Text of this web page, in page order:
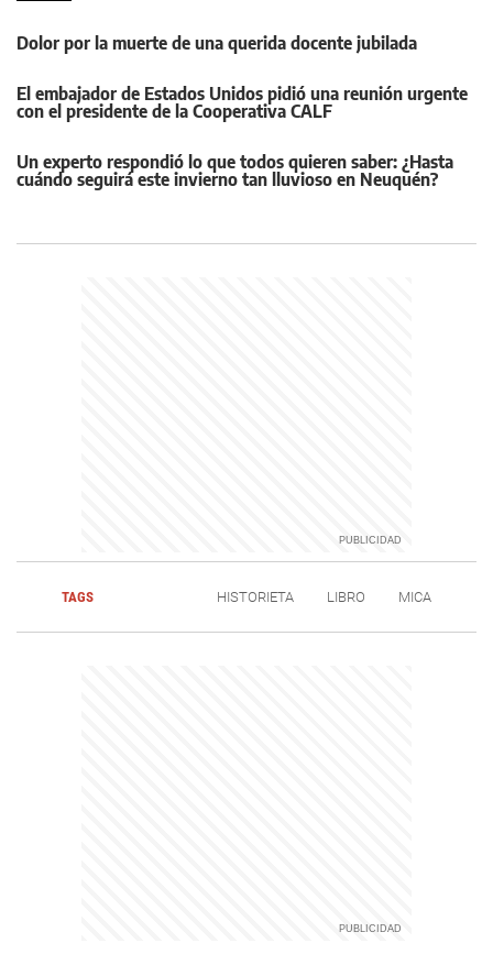
Dolor por la muerte de una querida docente jubilada
El embajador de Estados Unidos pidió una reunión urgente
con el presidente de la Cooperativa CALF
Un experto respondió lo que todos quieren saber: ¿Hasta
cuándo seguirá este invierno tan lluvioso en Neuquén?
TAGS HISTORIETA LIBRO MICA